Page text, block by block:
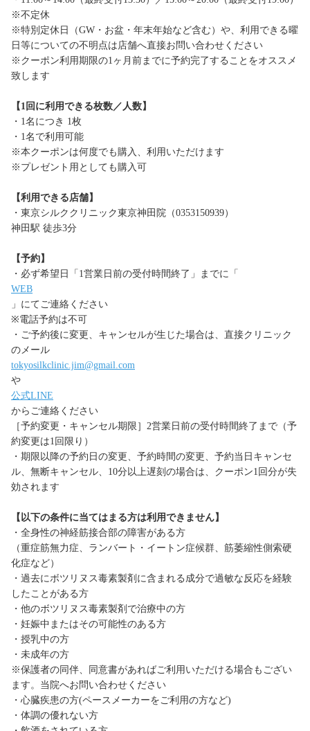
※不定休
※特別定休日（GW・お盆・年末年始など含む）や、利用できる曜
日等についての不明点は店舗へ直接お問い合わせください
※クーポン利用期限の1ヶ月前までに予約完了することをオススメ
致します
【1回に利用できる枚数／人数】
・1名につき 1枚
・1名で利用可能
※本クーポンは何度でも購入、利用いただけます
※プレゼント用としても購入可
【利用できる店舗】
・東京シルククリニック東京神田院（0353150939）
神田駅 徒歩3分
【予約】
・必ず希望日「1営業日前の受付時間終了」までに「
WEB
」にてご連絡ください
※電話予約は不可
・ご予約後に変更、キャンセルが生じた場合は、直接クリニック
のメール
tokyosilkclinic.jim@gmail.com
や
公式LINE
からご連絡ください
［予約変更・キャンセル期限］2営業日前の受付時間終了まで（予
約変更は1回限り）
・期限以降の予約日の変更、予約時間の変更、予約当日キャンセ
ル、無断キャンセル、10分以上遅刻の場合は、クーポン1回分が失
効されます
【以下の条件に当てはまる方は利用できません】
・全身性の神経筋接合部の障害がある方
（重症筋無力症、ランバート・イートン症候群、筋萎縮性側索硬
化症など）
・過去にボツリヌス毒素製剤に含まれる成分で過敏な反応を経験
したことがある方
・他のボツリヌス毒素製剤で治療中の方
・妊娠中またはその可能性のある方
・授乳中の方
・未成年の方
※保護者の同伴、同意書があればご利用いただける場合もござい
ます。当院へお問い合わせください
・心臓疾患の方(ペースメーカーをご利用の方など)
・体調の優れない方